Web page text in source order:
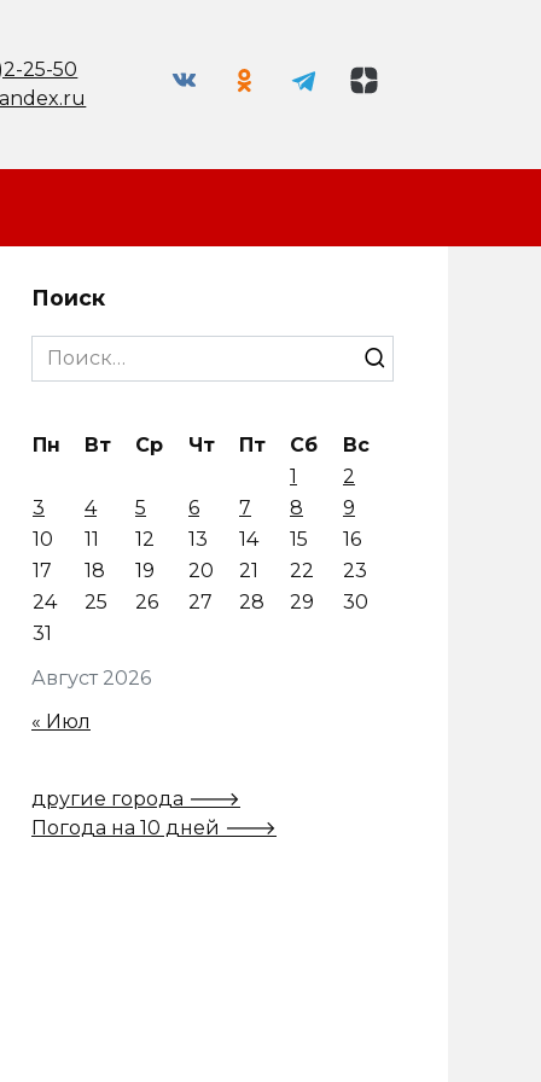
25-50
Поиск
Search
for:
Август 2026
Пн Вт Ср Чт Пт Сб
Вс
1
2
3
4 5 6 7 8
9
10
11 12 13 14 15
16
17
18 19 20 21 22
23
24
25 26 27 28 29
30
31
« Июл
другие города 🡒
Погода на 10 дней 🡒